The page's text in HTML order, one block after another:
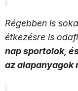
Régebben is
étkezésre is
nap sportolok,
az alapanyagok